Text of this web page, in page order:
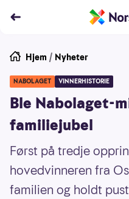
Hjem / Nyheter
NABOLAGET VINNERHISTORIE
Ble Nabolaget-
familiejubel
Først på tredje
hovedvinneren fra
familien og holdt